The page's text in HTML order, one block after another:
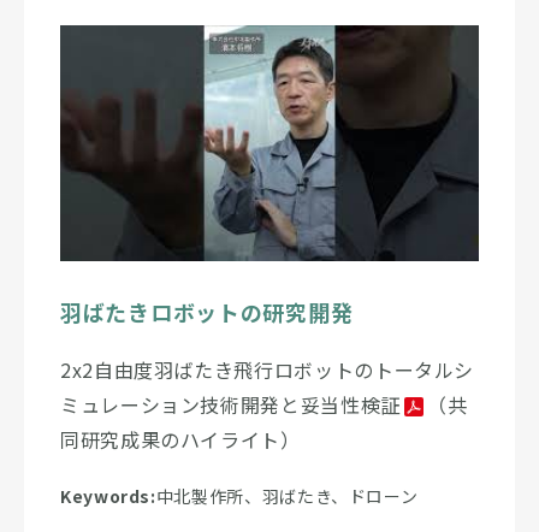
羽ばたきロボットの研究開発
2x2自由度羽ばたき飛行ロボットのトータルシ
ミュレーション技術開発と妥当性検証
（共
同研究成果のハイライト）
Keywords:中北製作所、羽ばたき、ドローン